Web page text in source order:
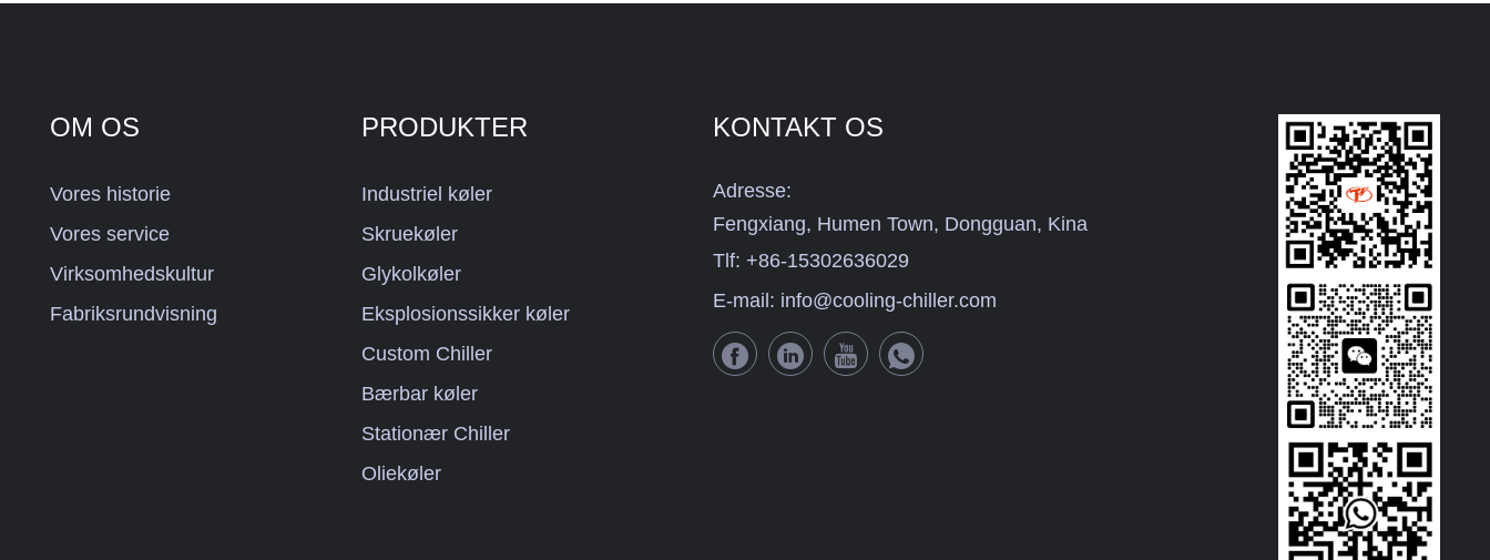
OM OS
Vores historie
Vores service
Virksomhedskultur
Fabriksrundvisning
PRODUKTER
Industriel køler
Skruekøler
Glykolkøler
Eksplosionssikker køler
Custom Chiller
Bærbar køler
Stationær Chiller
Oliekøler
KONTAKT OS
Adresse:
Fengxiang, Humen Town, Dongguan, Kina
Tlf:+86-15302636029
E-mail: info@cooling-chiller.com